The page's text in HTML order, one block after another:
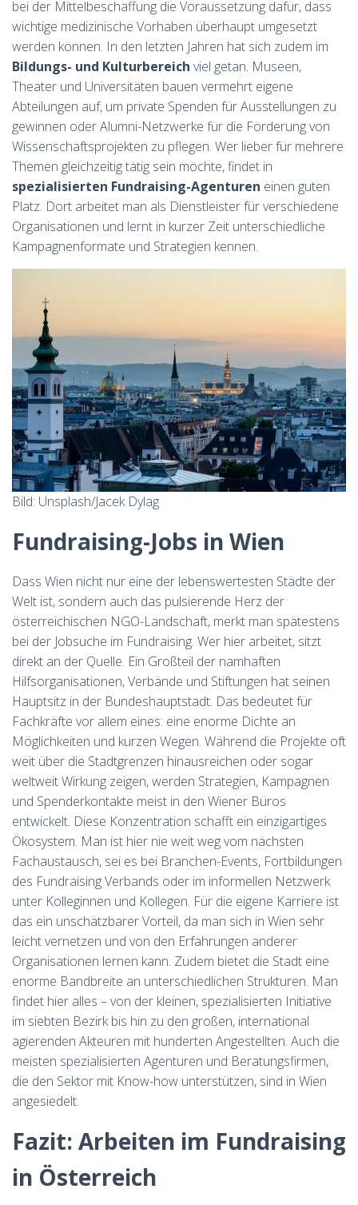
bei der Mittelbeschaffung die Voraussetzung dafür, dass
wichtige medizinische Vorhaben überhaupt umgesetzt
werden können. In den letzten Jahren hat sich zudem im
Bildungs- und Kulturbereich viel getan. Museen,
Theater und Universitäten bauen vermehrt eigene
Abteilungen auf, um private Spenden für Ausstellungen zu
gewinnen oder Alumni-Netzwerke für die Förderung von
Wissenschaftsprojekten zu pflegen. Wer lieber für mehrere
Themen gleichzeitig tätig sein möchte, findet in
spezialisierten Fundraising-Agenturen einen guten
Platz. Dort arbeitet man als Dienstleister für verschiedene
Organisationen und lernt in kurzer Zeit unterschiedliche
Kampagnenformate und Strategien kennen.
Bild: Unsplash/Jacek Dylag
Fundraising-Jobs in Wien
Dass Wien nicht nur eine der lebenswertesten Städte der
Welt ist, sondern auch das pulsierende Herz der
österreichischen NGO-Landschaft, merkt man spätestens
bei der Jobsuche im Fundraising. Wer hier arbeitet, sitzt
direkt an der Quelle. Ein Großteil der namhaften
Hilfsorganisationen, Verbände und Stiftungen hat seinen
Hauptsitz in der Bundeshauptstadt. Das bedeutet für
Fachkräfte vor allem eines: eine enorme Dichte an
Möglichkeiten und kurzen Wegen. Während die Projekte oft
weit über die Stadtgrenzen hinausreichen oder sogar
weltweit Wirkung zeigen, werden Strategien, Kampagnen
und Spenderkontakte meist in den Wiener Büros
entwickelt. Diese Konzentration schafft ein einzigartiges
Ökosystem. Man ist hier nie weit weg vom nächsten
Fachaustausch, sei es bei Branchen-Events, Fortbildungen
des Fundraising Verbands oder im informellen Netzwerk
unter Kolleginnen und Kollegen. Für die eigene Karriere ist
das ein unschätzbarer Vorteil, da man sich in Wien sehr
leicht vernetzen und von den Erfahrungen anderer
Organisationen lernen kann. Zudem bietet die Stadt eine
enorme Bandbreite an unterschiedlichen Strukturen. Man
findet hier alles – von der kleinen, spezialisierten Initiative
im siebten Bezirk bis hin zu den großen, international
agierenden Akteuren mit hunderten Angestellten. Auch die
meisten spezialisierten Agenturen und Beratungsfirmen,
die den Sektor mit Know-how unterstützen, sind in Wien
angesiedelt.
Fazit: Arbeiten im Fundraising
in Österreich